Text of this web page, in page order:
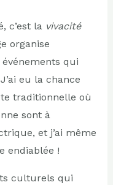
c’est la vivacité
organise
qui
eu la chance
traditionnelle où
sont à
et j’ai même
endiablée !
culturels qui